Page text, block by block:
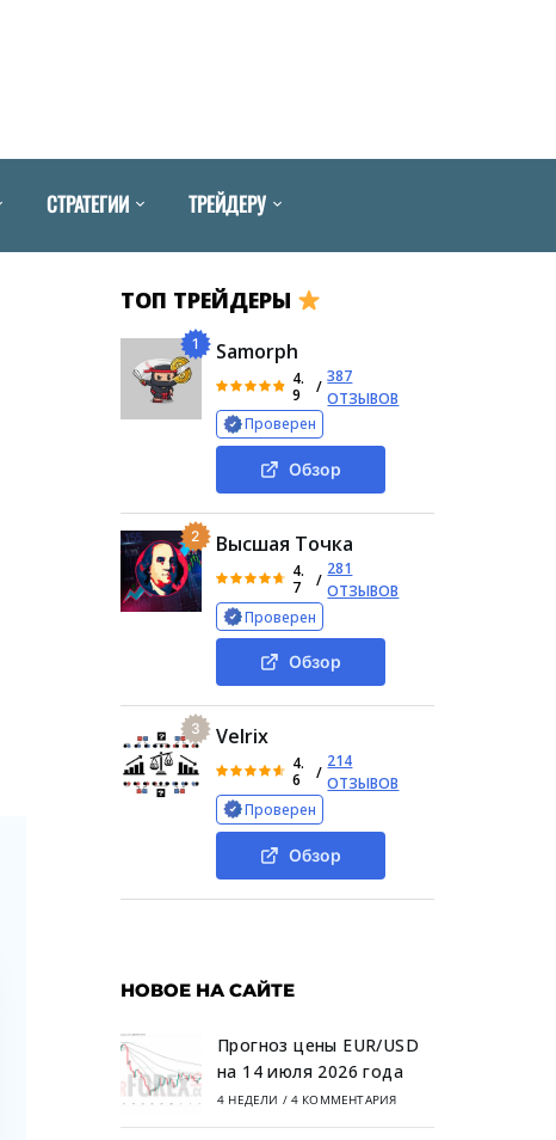
СТРАТЕГИИ ТРЕЙДЕРУ
ТОП ТРЕЙДЕРЫ
1 Samorph
4.
9
/
387
ОТЗЫВОВ
Проверен
Обзор
2 Высшая Точка
4.
7
/
281
ОТЗЫВОВ
Проверен
Обзор
3 Velrix
4.
6
/
214
ОТЗЫВОВ
Проверен
Обзор
НОВОЕ НА САЙТЕ
Прогноз цены EUR/USD
на 14 июля 2026 года
4 НЕДЕЛИ / 4 КОММЕНТАРИЯ